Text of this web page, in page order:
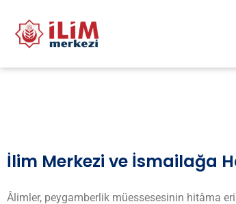
İlim Merkezi ve İsmailağa
Âlimler, peygamberlik müessesesinin hitâma